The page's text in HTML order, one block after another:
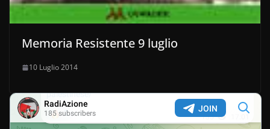
Memoria Resistente 9 luglio
10 Luglio 2014